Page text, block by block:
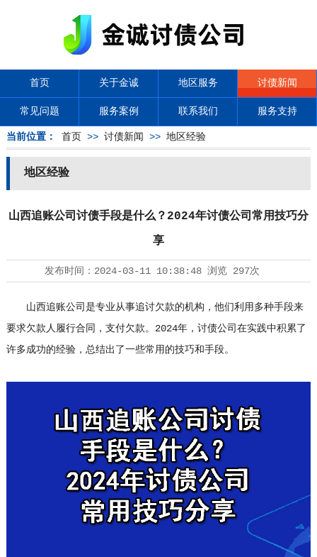
首页 关于金诚 地区服务 讨债新闻
常见问题 服务案例 联系我们 服务支持
当前位置： 首页 >> 讨债新闻 >> 地区经验
地区经验
山西追账公司讨债手段是什么？2024年讨债公司常用技巧分
享
发布时间： 2024-03-11 10:38:48浏览 297次
山西追账公司是专业从事追讨欠款的机构，他们利用多种手段来
要求欠款人履行合同，支付欠款。2024年， 讨债公司 在实践中积累了
许多成功的经验，总结出了一些常用的技巧和手段。